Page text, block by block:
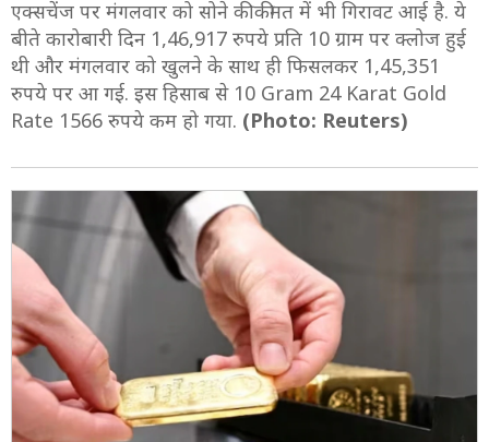
एक्सचेंज पर मंगलवार को सोने की कीमत में भी गिरावट आई है. ये
बीते कारोबारी दिन 1,46,917 रुपये प्रति 10 ग्राम पर क्लोज हुई
थी और मंगलवार को खुलने के साथ ही फिसलकर 1,45,351
रुपये पर आ गई. इस हिसाब से 10 Gram 24 Karat Gold
Rate 1566 रुपये कम हो गया. (Photo: Reuters)